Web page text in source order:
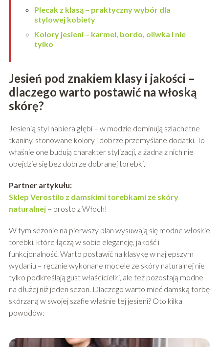
Plecak z klasą – praktyczny wybór dla
stylowej kobiety
Kolory jesieni – karmel, bordo, oliwka i nie
tylko
Jesień pod znakiem klasy i jakości –
dlaczego warto postawić na włoską
skórę?
Jesienią styl nabiera głębi – w modzie dominują szlachetne
tkaniny, stonowane kolory i dobrze przemyślane dodatki. To
właśnie one budują charakter stylizacji, a żadna z nich nie
obejdzie się bez dobrze dobranej torebki.
Partner artykułu:
Sklep Verostilo z damskimi torebkami ze skóry
naturalnej– prosto z Włoch!
W tym sezonie na pierwszy plan wysuwają się modne włoskie
torebki, które łączą w sobie elegancję, jakość i
funkcjonalność. Warto postawić na klasykę w najlepszym
wydaniu – ręcznie wykonane modele ze skóry naturalnej nie
tylko podkreślają gust właścicielki, ale też pozostają modne
na dłużej niż jeden sezon. Dlaczego warto mieć damską torbę
skórzaną w swojej szafie właśnie tej jesieni? Oto kilka
powodów: